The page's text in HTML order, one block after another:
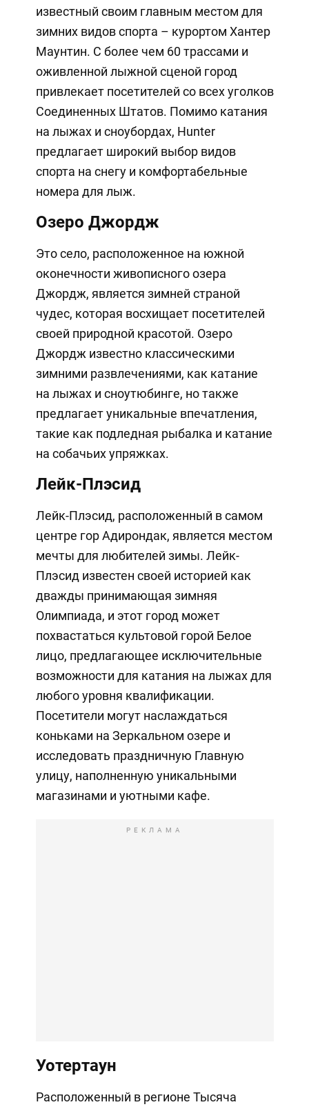
известный своим главным местом для
зимних видов спорта – курортом Хантер
Маунтин. С более чем 60 трассами и
оживленной лыжной сценой город
привлекает посетителей со всех уголков
Соединенных Штатов. Помимо катания
на лыжах и сноубордах, Hunter
предлагает широкий выбор видов
спорта на снегу и комфортабельные
номера для лыж.
Озеро Джордж
Это село, расположенное на южной
оконечности живописного озера
Джордж, является зимней страной
чудес, которая восхищает посетителей
своей природной красотой. Озеро
Джордж известно классическими
зимними развлечениями, как катание
на лыжах и сноутюбинге, но также
предлагает уникальные впечатления,
такие как подледная рыбалка и катание
на собачьих упряжках.
Лейк-Плэсид
Лейк-Плэсид, расположенный в самом
центре гор Адирондак, является местом
мечты для любителей зимы. Лейк-
Плэсид известен своей историей как
дважды принимающая зимняя
Олимпиада, и этот город может
похвастаться культовой горой Белое
лицо, предлагающее исключительные
возможности для катания на лыжах для
любого уровня квалификации.
Посетители могут наслаждаться
коньками на Зеркальном озере и
исследовать праздничную Главную
улицу, наполненную уникальными
магазинами и уютными кафе.
РЕКЛАМА
Уотертаун
Расположенный в регионе Тысяча